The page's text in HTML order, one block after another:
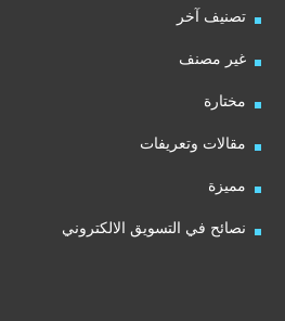
تصنيف آخر
غير مصنف
مختارة
مقالات وتعريفات
مميزة
نصائح في التسويق الالكتروني